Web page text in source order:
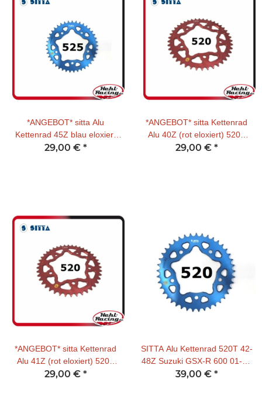
*ANGEBOT* sitta Alu
Kettenrad 45Z blau eloxiert
525T Yamaha / Suzuki /
29,00 € *
*ANGEBOT* sitta Kettenrad
Alu 40Z (rot eloxiert) 520T
Honda
29,00 € *
*ANGEBOT* sitta Kettenrad
Alu 41Z (rot eloxiert) 520T
Honda
29,00 € *
SITTA Alu Kettenrad 520T 42-
48Z Suzuki GSX-R 600 01-10
/ GSX-R 750 00-10 / GSX-R
39,00 € *